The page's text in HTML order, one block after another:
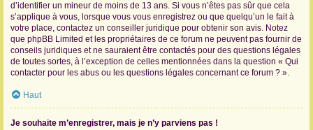
d’identifier un mineur de moins de 13 ans. Si vous n’êtes pas sûr que cela
s’applique à vous, lorsque vous vous enregistrez ou que quelqu’un le fait à
votre place, contactez un conseiller juridique pour obtenir son avis. Notez
que phpBB Limited et les propriétaires de ce forum ne peuvent pas fournir de
conseils juridiques et ne sauraient être contactés pour des questions légales
de toutes sortes, à l’exception de celles mentionnées dans la question « Qui
contacter pour les abus ou les questions légales concernant ce forum ? ».
Haut
Je souhaite m’enregistrer, mais je n’y parviens pas !